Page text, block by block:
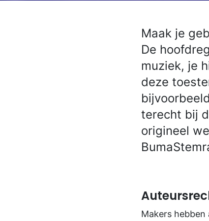
Maak je
De
muziek, je
deze
terecht bij
origineel
Makers